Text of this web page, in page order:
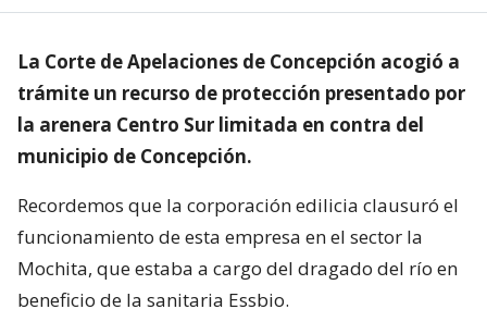
La Corte de Apelaciones de Concepción acogió a
trámite un recurso de protección presentado por
la arenera Centro Sur limitada en contra del
municipio de Concepción.
Recordemos que la corporación edilicia clausuró el
funcionamiento de esta empresa en el sector la
Mochita, que estaba a cargo del dragado del río en
beneficio de la sanitaria Essbio.